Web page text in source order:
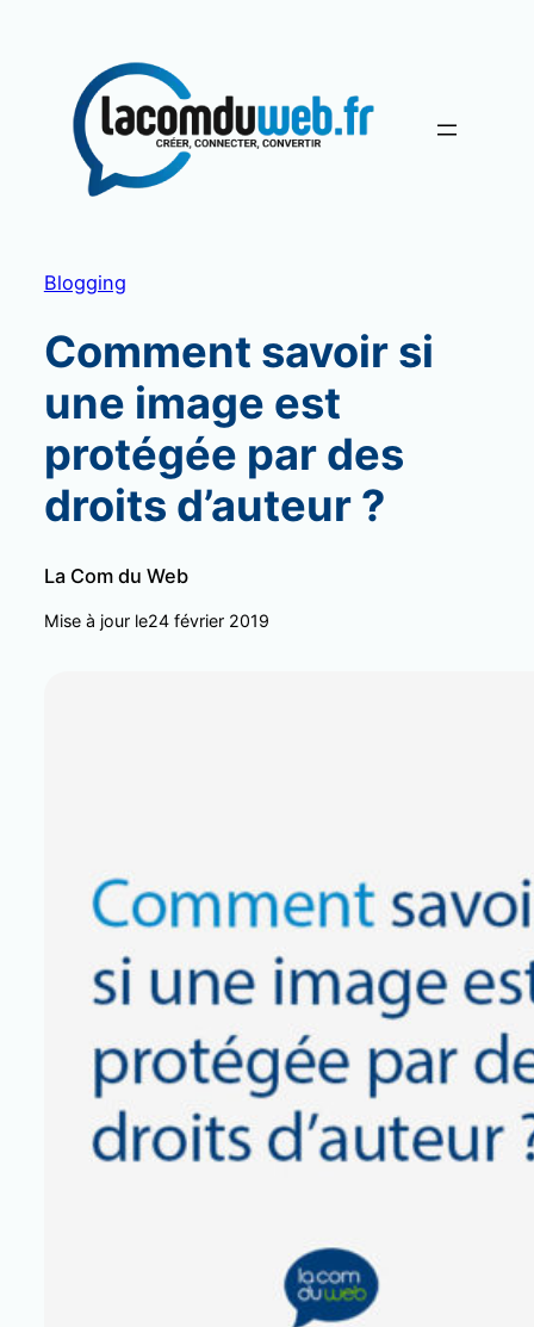
contenu
Blogging
Comment savoir si
une image est
protégée par des
droits d’auteur ?
La Com du Web
Mise à jour le24 février 2019